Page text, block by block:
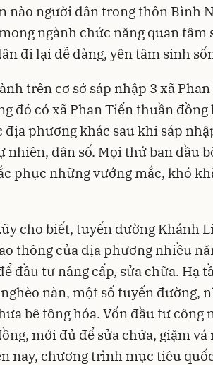
nào người dân trong thôn Bình
ngành chức năng quan tâm
đi lại dễ dàng, yên tâm sinh
trên cơ sở sáp nhập 3 xã
đó có xã Phan Tiến thuần đồng
địa phương khác sau khi sáp
dân số. Mọi thứ ban đầu
phục những vướng mắc, khó
cho biết, tuyến đường Khánh
thông của địa phương nhiều
đầu tư nâng cấp, sửa chữa. Hạ
nàn, một số tuyến đường,
bê tông hóa. Vốn đầu tư công
mới đủ để sửa chữa, giặm vá
nay, chương trình mục tiêu